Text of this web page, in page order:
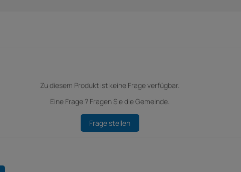
Zu diesem Produkt ist keine Frage verfügbar.
Eine Frage ? Fragen Sie die Gemeinde.
Frage stellen